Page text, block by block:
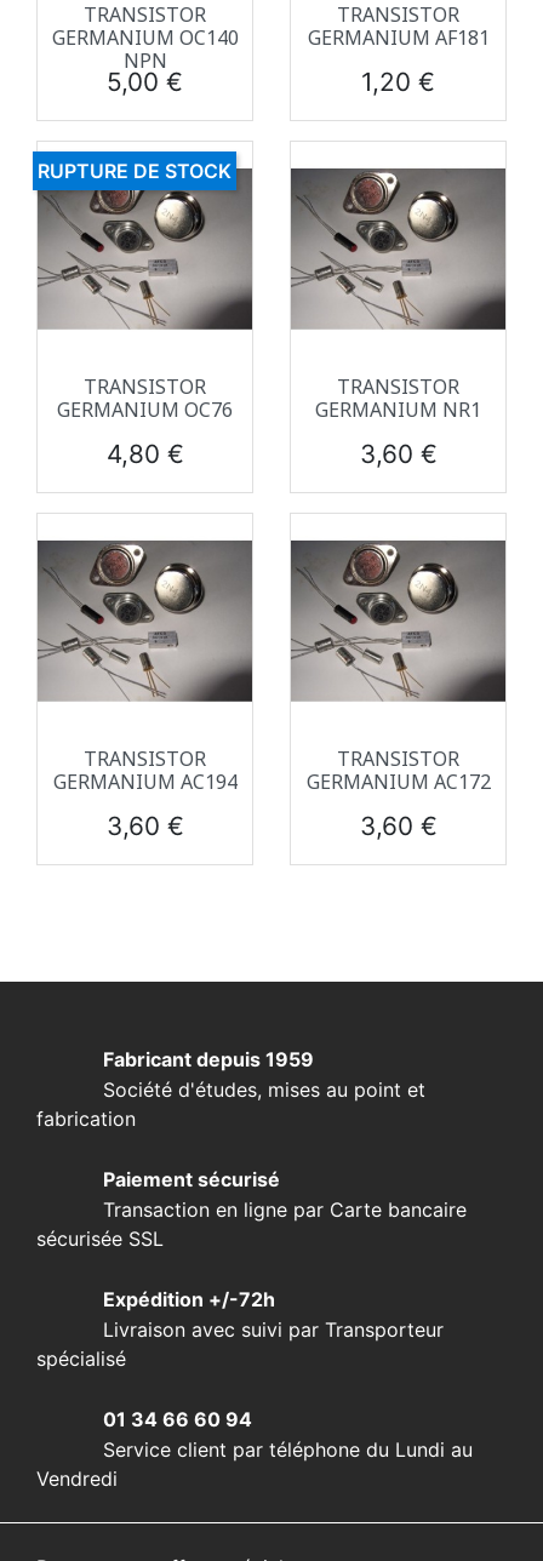
TRANSISTOR
GERMANIUM OC140
NPN
Prix
5,00 €
TRANSISTOR
GERMANIUM AF181
Prix
1,20 €
TRANSISTOR
GERMANIUM OC76
Prix
4,80 €
RUPTURE DE STOCK
TRANSISTOR
GERMANIUM NR1
Prix
3,60 €
TRANSISTOR
GERMANIUM AC194
Prix
3,60 €
TRANSISTOR
GERMANIUM AC172
Prix
3,60 €
Fabricant depuis 1959
Société d'études, mises au point et
fabrication
Paiement sécurisé
Transaction en ligne par Carte bancaire
sécurisée SSL
Expédition +/-72h
Livraison avec suivi par Transporteur
spécialisé
01 34 66 60 94
Service client par téléphone du Lundi au
Vendredi